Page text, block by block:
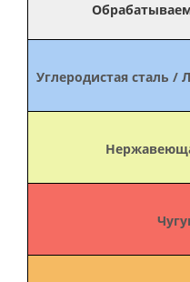
Углеродистая сталь /